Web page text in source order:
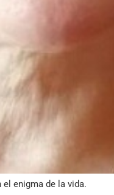
enigma de la vida.